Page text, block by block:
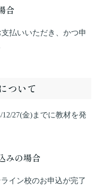
合
払いいただき、かつ申
ついて
27(金)までに教材を発
みの場合
イン校のお申込が完了